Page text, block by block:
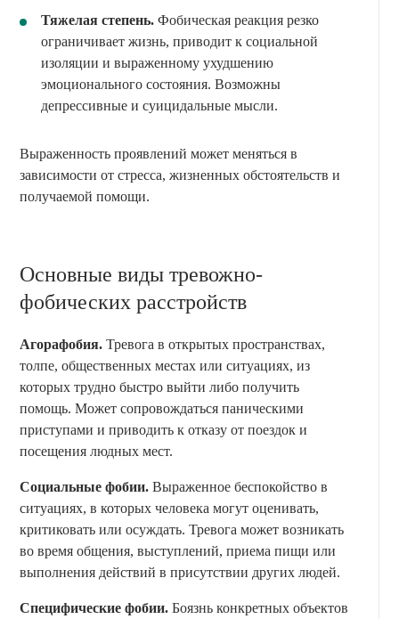
Тяжелая степень. Фобическая реакция резко
ограничивает жизнь, приводит к социальной
изоляции и выраженному ухудшению
эмоционального состояния. Возможны
депрессивные и суицидальные мысли.
Выраженность проявлений может меняться в
зависимости от стресса, жизненных обстоятельств и
получаемой помощи.
Основные виды тревожно-
фобических расстройств
Агорафобия. Тревога в открытых пространствах,
толпе, общественных местах или ситуациях, из
которых трудно быстро выйти либо получить
помощь. Может сопровождаться паническими
приступами и приводить к отказу от поездок и
посещения людных мест.
Социальные фобии. Выраженное беспокойство в
ситуациях, в которых человека могут оценивать,
критиковать или осуждать. Тревога может возникать
во время общения, выступлений, приема пищи или
выполнения действий в присутствии других людей.
Специфические фобии. Боязнь конкретных объектов